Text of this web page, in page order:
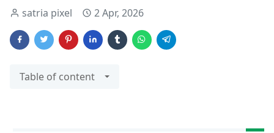
satria pixel 2 Apr, 2026
Table of content